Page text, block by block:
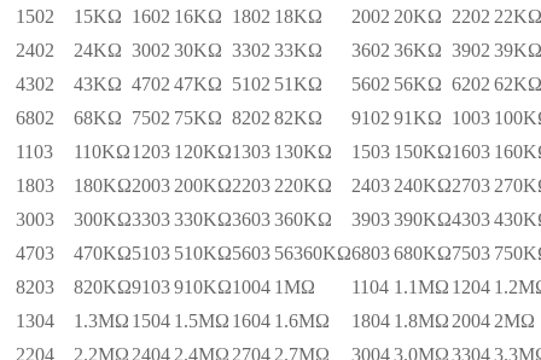
1502
15KΩ 1602 16KΩ 1802 18KΩ 2002 20KΩ 2202
2402
24KΩ 3002 30KΩ 3302 33KΩ 3602 36KΩ 3902
4302
43KΩ 4702 47KΩ 5102 51KΩ 5602 56KΩ 6202
6802
68KΩ 7502 75KΩ 8202 82KΩ 9102 91KΩ 1003
1103
110KΩ1203 120KΩ1303 130KΩ 1503 150KΩ1603
1803
180KΩ2003 200KΩ2203 220KΩ 2403 240KΩ2703
3003
300KΩ3303 330KΩ3603 360KΩ 3903 390KΩ4303
4703
470KΩ5103 510KΩ5603 56360KΩ6803 680KΩ7503
8203
820KΩ9103 910KΩ1004 1MΩ 1104 1.1MΩ 1204
1304
1.3MΩ 1504 1.5MΩ 1604 1.6MΩ 1804 1.8MΩ 2004 2MΩ
2204
2.2MΩ 2404 2.4MΩ 2704 2.7MΩ 3004 3.0MΩ 3304